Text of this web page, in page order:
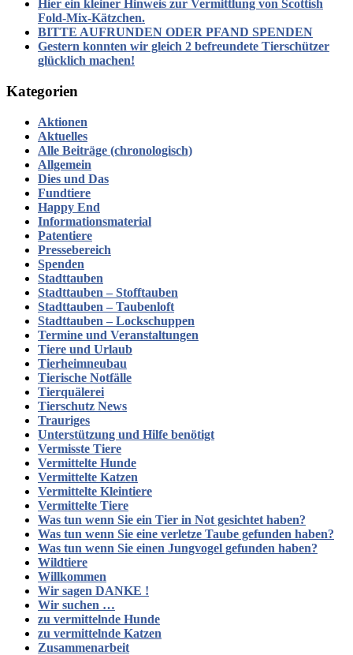
Hier ein kleiner Hinweis zur Vermittlung von Scottish
Fold-Mix-Kätzchen.
BITTE AUFRUNDEN ODER PFAND SPENDEN
Gestern konnten wir gleich 2 befreundete Tierschützer
glücklich machen!
Kategorien
Aktionen
Aktuelles
Alle Beiträge (chronologisch)
Allgemein
Dies und Das
Fundtiere
Happy End
Informationsmaterial
Patentiere
Pressebereich
Spenden
Stadttauben
Stadttauben – Stofftauben
Stadttauben – Taubenloft
Stadttauben – Lockschuppen
Termine und Veranstaltungen
Tiere und Urlaub
Tierheimneubau
Tierische Notfälle
Tierquälerei
Tierschutz News
Trauriges
Unterstützung und Hilfe benötigt
Vermisste Tiere
Vermittelte Hunde
Vermittelte Katzen
Vermittelte Kleintiere
Vermittelte Tiere
Was tun wenn Sie ein Tier in Not gesichtet haben?
Was tun wenn Sie eine verletze Taube gefunden haben?
Was tun wenn Sie einen Jungvogel gefunden haben?
Wildtiere
Willkommen
Wir sagen DANKE !
Wir suchen …
zu vermittelnde Hunde
zu vermittelnde Katzen
Zusammenarbeit